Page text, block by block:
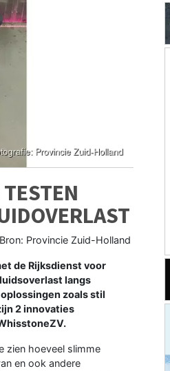
Bron: Provincie Zuid-Holland
de Rijksdienst voor
langs
zoals stil
2 innovaties
zien hoeveel slimme
en ook andere